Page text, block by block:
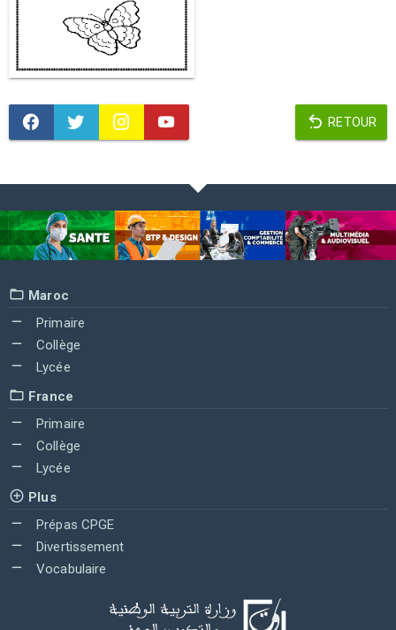
RETOUR
Maroc
Primaire
Collège
Lycée
France
Primaire
Collège
Lycée
Plus
Prépas CPGE
Divertissement
Vocabulaire